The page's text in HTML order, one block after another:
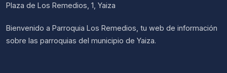
Plaza de Los Remedios, 1, Yaiza
Bienvenido a Parroquia Los Remedios, tu web de información
sobre las parroquias del municipio de Yaiza.